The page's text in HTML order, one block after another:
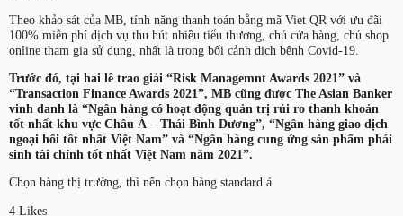
Theo khảo sát của MB, tính năng thanh toán bằng mã Viet QR với ưu đãi
100% miễn phí dịch vụ thu hút nhiều tiểu thương, chủ cửa hàng, chủ shop
online tham gia sử dụng, nhất là trong bối cảnh dịch bệnh Covid-19.
Trước đó, tại hai lễ trao giải “Risk Managemnt Awards 2021” và
“Transaction Finance Awards 2021”, MB cũng được The Asian Banker
vinh danh là “Ngân hàng có hoạt động quản trị rủi ro thanh khoản
tốt nhất khu vực Châu Á – Thái Bình Dương”, “Ngân hàng giao dịch
ngoại hối tốt nhất Việt Nam” và “Ngân hàng cung ứng sản phẩm phái
sinh tài chính tốt nhất Việt Nam năm 2021”.
Chọn hàng thị trường, thì nên chọn hàng standard á
4 Likes